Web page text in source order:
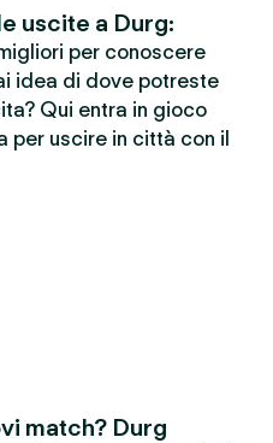
uscite a Durg:
per conoscere
idea di dove potreste
Qui entra in gioco
per uscire in città con il
match? Durg